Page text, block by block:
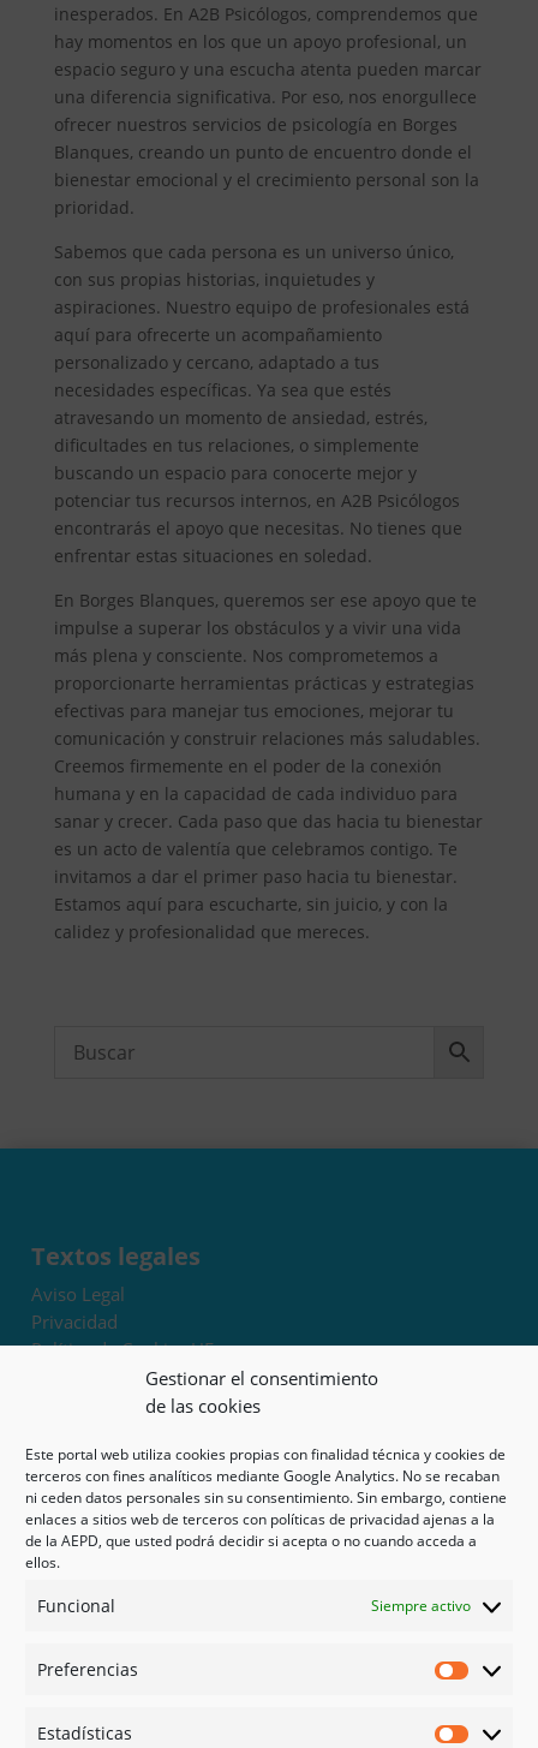
Gestionar el consentimiento
de las cookies
Este portal web utiliza cookies propias con finalidad técnica y cookies de
terceros con fines analíticos mediante Google Analytics. No se recaban
ni ceden datos personales sin su consentimiento. Sin embargo, contiene
enlaces a sitios web de terceros con políticas de privacidad ajenas a la
de la AEPD, que usted podrá decidir si acepta o no cuando acceda a
ellos.
Funcional Siempre activo
Preferencias
Estadísticas
inesperados. En A2B Psicólogos, comprendemos que
hay momentos en los que un apoyo profesional, un
espacio seguro y una escucha atenta pueden marcar
una diferencia significativa. Por eso, nos enorgullece
ofrecer nuestros servicios de psicología en Borges
Blanques, creando un punto de encuentro donde el
bienestar emocional y el crecimiento personal son la
prioridad.
Sabemos que cada persona es un universo único,
con sus propias historias, inquietudes y
aspiraciones. Nuestro equipo de profesionales está
aquí para ofrecerte un acompañamiento
personalizado y cercano, adaptado a tus
necesidades específicas. Ya sea que estés
atravesando un momento de ansiedad, estrés,
dificultades en tus relaciones, o simplemente
buscando un espacio para conocerte mejor y
potenciar tus recursos internos, en A2B Psicólogos
encontrarás el apoyo que necesitas. No tienes que
enfrentar estas situaciones en soledad.
En Borges Blanques, queremos ser ese apoyo que te
impulse a superar los obstáculos y a vivir una vida
más plena y consciente. Nos comprometemos a
proporcionarte herramientas prácticas y estrategias
efectivas para manejar tus emociones, mejorar tu
comunicación y construir relaciones más saludables.
Creemos firmemente en el poder de la conexión
humana y en la capacidad de cada individuo para
sanar y crecer. Cada paso que das hacia tu bienestar
es un acto de valentía que celebramos contigo. Te
invitamos a dar el primer paso hacia tu bienestar.
Estamos aquí para escucharte, sin juicio, y con la
calidez y profesionalidad que mereces.
Textos legales
Aviso Legal
Privacidad
Política de Cookies UE
Términos y condiciones
Exoneración de responsabilidad
Mapa del sitio
Mi cuenta
Tienda
Psicología en Murcia
Guías
Redes sociales
Instagram